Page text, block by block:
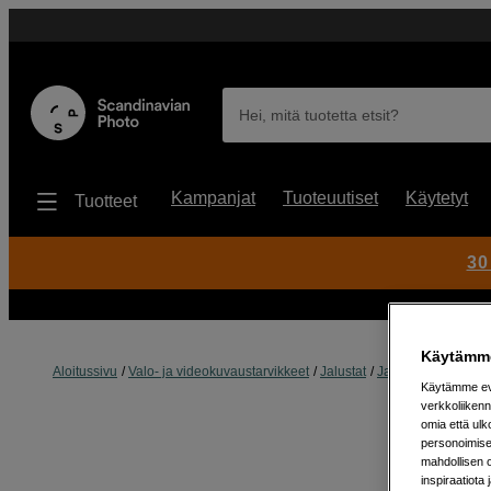
Hei, mitä tuotetta etsit?
Tuotteet Kampanjat Tuoteuutiset Käytetyt
Aloitussivu Valo- ja videokuvaustarvikkeet Jalustat Jalustatarvikkeet
Käytämme
omia että
mahdollisen
inspiraatiota